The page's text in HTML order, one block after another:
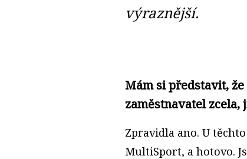
výraznější.
Mám si představit,
zaměstnavatel
Zpravidla ano. U
MultiSport, a hotovo.